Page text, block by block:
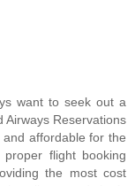
want to seek out a
Airways Reservations
affordable for the
flight booking
the most cost